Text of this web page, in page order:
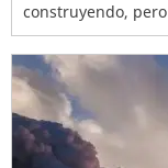
construyendo,